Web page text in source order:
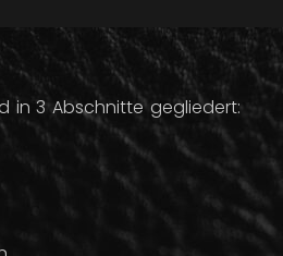
in 3 Abschnitte gegliedert: